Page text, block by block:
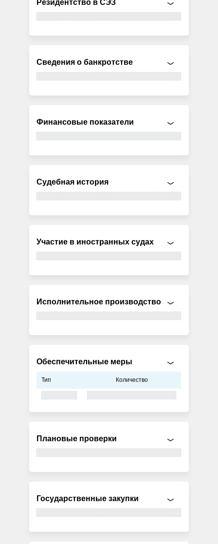
Резидентство в СЭЗ
Сведения о банкротстве
Финансовые показатели
Судебная история
Участие в иностранных судах
Исполнительное производство
Обеспечительные меры
Тип Количество
Плановые проверки
Государственные закупки